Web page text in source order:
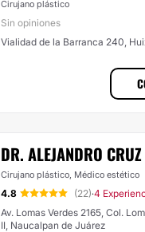
Cirujano plástico
Sin opiniones
Vialidad de la Barranca 240,
DR. ALEJANDRO
Cirujano plástico, Médico estético
4.8 (22)·4
Av. Lomas Verdes 2165, Col.
II, Naucalpan de Juárez